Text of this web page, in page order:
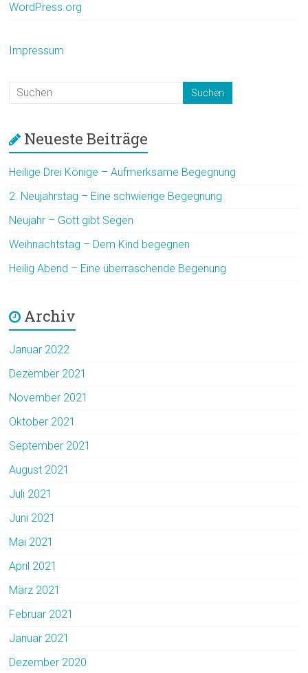
WordPress.org
Impressum
Neueste Beiträge
Heilige Drei Könige – Aufmerksame Begegnung
2. Neujahrstag – Eine schwierige Begegnung
Neujahr – Gott gibt Segen
Weihnachtstag – Dem Kind begegnen
Heilig Abend – Eine überraschende Begenung
Archiv
Januar 2022
Dezember 2021
November 2021
Oktober 2021
September 2021
August 2021
Juli 2021
Juni 2021
Mai 2021
April 2021
März 2021
Februar 2021
Januar 2021
Dezember 2020